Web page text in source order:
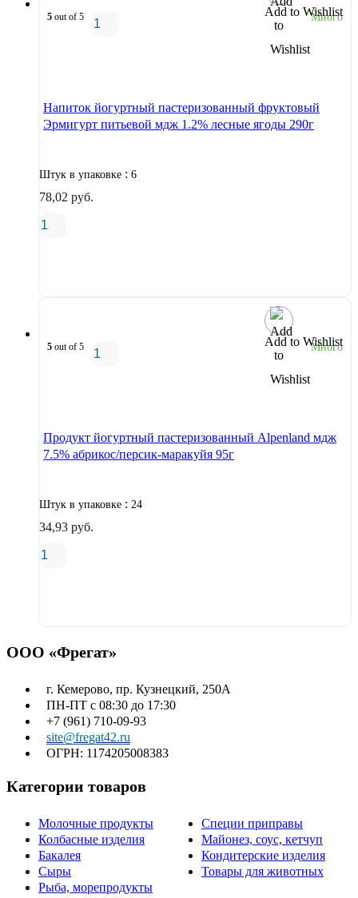
Add to Wishlist
5 out of 5 Много
Напиток йогуртный пастеризованный фруктовый
Эрмигурт питьевой мдж 1.2% лесные ягоды 290г
Штук в упаковке : 6
78,02 руб.
Add to Wishlist
5 out of 5 Много
Продукт йогуртный пастеризованный Alpenland мдж
7.5% абрикос/персик-маракуйя 95г
Штук в упаковке : 24
34,93 руб.
ООО «Фрегат»
г. Кемерово, пр. Кузнецкий, 250А
ПН-ПТ с 08:30 до 17:30
+7 (961) 710-09-93
site@fregat42.ru
ОГРН: 1174205008383
Категории товаров
Молочные продукты
Колбасные изделия
Бакалея
Сыры
Рыба, морепродукты
Специи приправы
Майонез, соус, кетчуп
Кондитерские изделия
Товары для животных